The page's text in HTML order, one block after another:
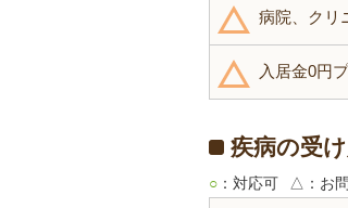
病院、クリ
入居金0円
疾病の受
○ ：対応可 △ ：お